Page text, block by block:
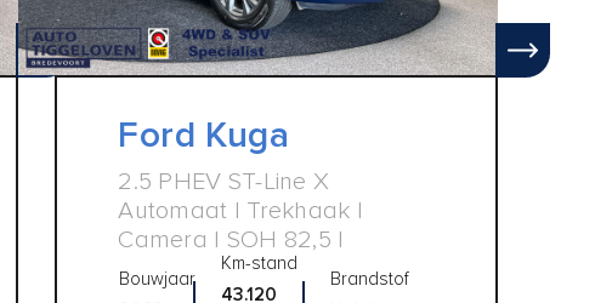
Ford Kuga
2.5 PHEV ST-Line X
Automaat | Trekhaak |
Camera | SOH 82,5 |
Bouwjaar
Km-stand
43.120
Brandstof